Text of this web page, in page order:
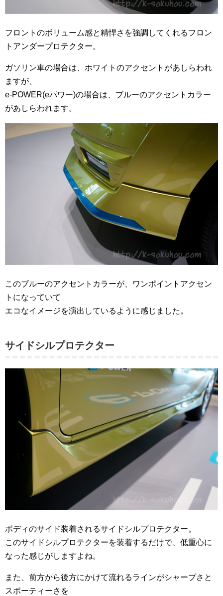
フロントのボリューム感と精悍さを強調してくれるフロン
トアンダープロテクター。
ガソリン車の場合は、ホワイトのアクセントがあしらわれ
ますが、
e-POWER(eパワー)の場合は、ブルーのアクセントカラー
があしらわれます。
このブルーのアクセントカラーが、ワンポイントアクセン
トになっていて
エコなイメージを演出しているように感じました。
サイドシルプロテクター
ボディのサイド装着されるサイドシルプロテクター。
このサイドシルプロテクターを装着するだけで、低重心に
なった感じがしますよね。
また、前方から後方にかけて流れるラインがシャープさと
スポーティーさを